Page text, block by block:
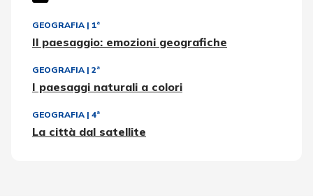
GEOGRAFIA | 1ª
Il paesaggio: emozioni geografiche
GEOGRAFIA | 2ª
I paesaggi naturali a colori
GEOGRAFIA | 4ª
La città dal satellite